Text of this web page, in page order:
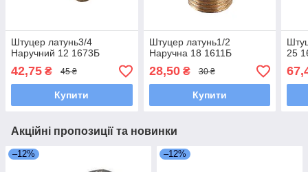
Штуцер латунь3/4
Наручний 12 1673Б
42,75 ₴ 45 ₴
Купити
Штуцер латунь1/2
Наручна 18 1611Б
28,50₴ 30 ₴
Купити
25
Акційні пропозиції та новинки
–12% –12%